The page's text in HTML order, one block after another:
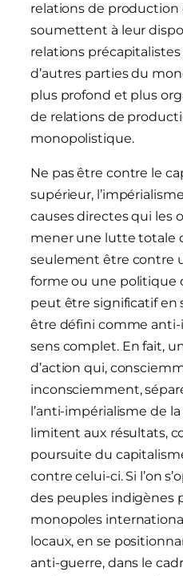
relations de production
soumettent à leur
relations
d’autres parties du
plus profond et plus
de relations de
monopolistique.
Ne pas être contre le
supérieur,
causes directes qui les
mener une lutte totale
seulement être contre
forme ou une politique
peut être significatif en
être défini comme
sens complet. En fait,
d’action qui,
inconsciemment,
l’anti-impérialisme de
limitent aux résultats,
poursuite du
contre celui-ci. Si l’on
des peuples indigènes
monopoles
locaux, en se
anti-guerre, dans le